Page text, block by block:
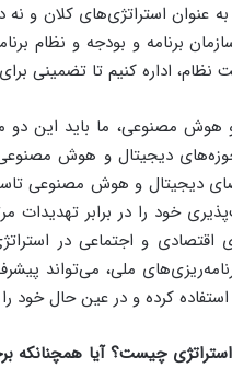
عنوان استراتژی‌های کلان و نه
برنامه و بودجه و نظام
اداره کنیم تا تضمینی برای
و هوش مصنوعی، ما باید این
دیجیتال و هوش
دیجیتال و هوش مصنوعی
خود را در برابر تهدیدات
و اجتماعی در
ملی، می‌تواند
کرده و در عین حال خود
چیست؟ آیا همچنانکه